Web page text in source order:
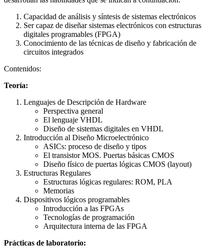
Capacidad de análisis y síntesis de sistemas electrónicos
Ser capaz de diseñar sistemas electrónicos con estructuras
digitales programables (FPGA)
Conocimiento de las técnicas de diseño y fabricación de
circuitos integrados
Contenidos:
Teoría:
Lenguajes de Descripción de Hardware
Perspectiva general
El lenguaje VHDL
Diseño de sistemas digitales en VHDL
Introducción al Diseño Microelectrónico
ASICs: proceso de diseño y tipos
El transistor MOS. Puertas básicas CMOS
Diseño físico de puertas lógicas CMOS (layout)
Estructuras Regulares
Estructuras lógicas regulares: ROM, PLA
Memorias
Dispositivos lógicos programables
Introducción a las FPGAs
Tecnologías de programación
Arquitectura interna de las FPGA
Prácticas de laboratorio: